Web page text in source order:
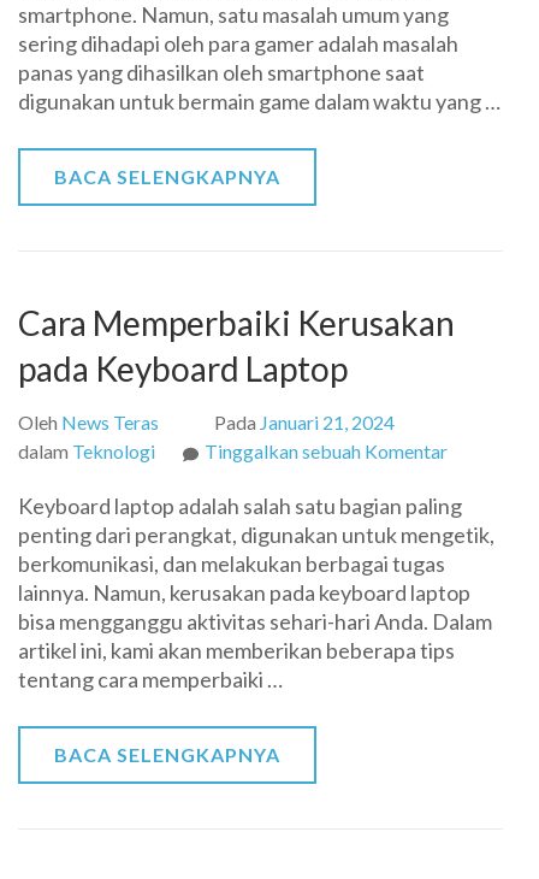
HP
Untuk
Game
smartphone. Namun, satu masalah umum yang
sering dihadapi oleh para gamer adalah masalah
panas yang dihasilkan oleh smartphone saat
digunakan untuk bermain game dalam waktu yang …
BACA SELENGKAPNYA
Cara Memperbaiki Kerusakan
pada Keyboard Laptop
Oleh News Teras Pada Januari 21, 2024
dalam Teknologi Tinggalkan sebuah Komentarpada
Kerusakan
Keyboard
Laptop
Keyboard laptop adalah salah satu bagian paling
penting dari perangkat, digunakan untuk mengetik,
berkomunikasi, dan melakukan berbagai tugas
lainnya. Namun, kerusakan pada keyboard laptop
bisa mengganggu aktivitas sehari-hari Anda. Dalam
artikel ini, kami akan memberikan beberapa tips
tentang cara memperbaiki …
BACA SELENGKAPNYA